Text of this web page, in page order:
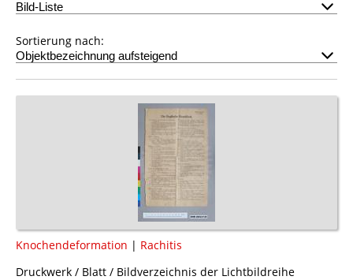
Sortierung nach:
Knochendeformation | Rachitis
Druckwerk / Blatt / Bildverzeichnis der Lichtbildreihe